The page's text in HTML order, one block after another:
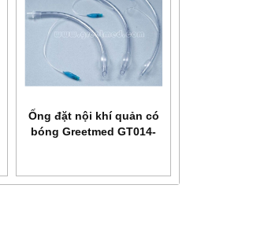
Ống đặt nội khí quản có
bóng Greetmed GT014-